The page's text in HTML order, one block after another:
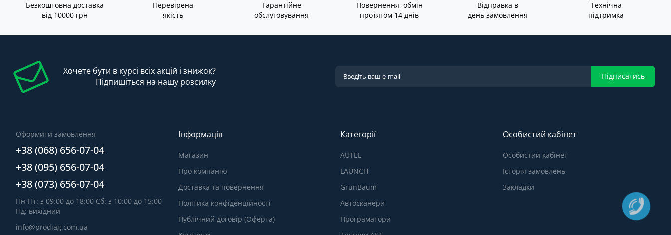
Безкоштовна доставка
від 10000 грн
Перевірена
якість
Гарантійне
обслуговування
Повернення, обмін
протягом 14 днів
Відправка в
день замовлення
Технічна
підтримка
Хочете бути в курсі всіх акцій і знижок?
Підпишіться на нашу розсилку
Підписатись
Оформити замовлення
+38 (068) 656-07-04
+38 (095) 656-07-04
+38 (073) 656-07-04
Пн-Пт: з 09:00 до 18:00 Сб: з 10:00 до 15:00
Нд: вихідний
info@prodiag.com.ua
Інформація
Магазин
Про компанію
Доставка та повернення
Політика конфіденційності
Публічний договір (Оферта)
Категорії
AUTEL
LAUNCH
GrunBaum
Автосканери
Програматори
Особистий кабінет
Особистий кабінет
Історія замовлень
Закладки